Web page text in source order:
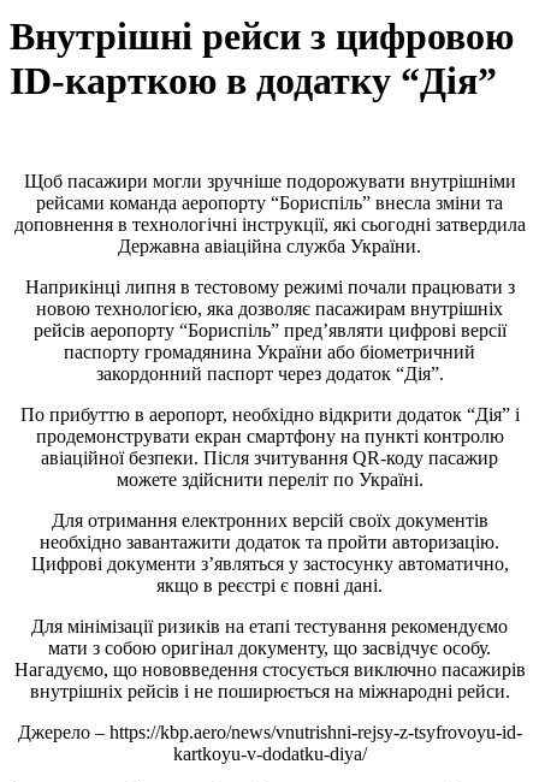
Внутрішні рейси з цифровою
ID-карткою в додатку “Дія”
Щоб пасажири могли зручніше подорожувати внутрішніми
рейсами команда аеропорту “Бориспіль” внесла зміни та
доповнення в технологічні інструкції, які сьогодні затвердила
Державна авіаційна служба України.
Наприкінці липня в тестовому режимі почали працювати з
новою технологією, яка дозволяє пасажирам внутрішніх
рейсів аеропорту “Бориспіль” пред’являти цифрові версії
паспорту громадянина України або біометричний
закордонний паспорт через додаток “Дія”.
По прибуттю в аеропорт, необхідно відкрити додаток “Дія” і
продемонструвати екран смартфону на пункті контролю
авіаційної безпеки. Після зчитування QR-коду пасажир
можете здійснити переліт по Україні.
Для отримання електронних версій своїх документів
необхідно завантажити додаток та пройти авторизацію.
Цифрові документи з’являться у застосунку автоматично,
якщо в реєстрі є повні дані.
Для мінімізації ризиків на етапі тестування рекомендуємо
мати з собою оригінал документу, що засвідчує особу.
Нагадуємо, що нововведення стосується виключно пасажирів
внутрішніх рейсів і не поширюється на міжнародні рейси.
Джерело – https://kbp.aero/news/vnutrishni-rejsy-z-tsyfrovoyu-id-
kartkoyu-v-dodatku-diya/